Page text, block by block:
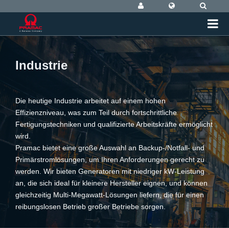
Industrie
Die heutige Industrie arbeitet auf einem hohen
Effizienzniveau, was zum Teil durch fortschrittliche
Fertigungstechniken und qualifizierte Arbeitskräfte ermöglicht
wird.
Pramac bietet eine große Auswahl an Backup-/Notfall- und
Primärstromlösungen, um Ihren Anforderungen gerecht zu
werden. Wir bieten Generatoren mit niedriger kW-Leistung
an, die sich ideal für kleinere Hersteller eignen, und können
gleichzeitig Multi-Megawatt-Lösungen liefern, die für einen
reibungslosen Betrieb großer Betriebe sorgen.